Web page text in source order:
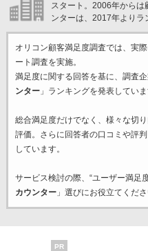
スタート。2006年からは
ンターは、2017年よりラ
オリコン顧客満足度調査では、実
ート調査を実施。
満足度に関する回答を基に、調査
ンター」ランキングを発表していま
総合満足度だけでなく、様々な切り
評価。さらに回答者の口コミや評
しています。
サービス検討の際、“ユーザー満足
カウンター」選びにお役立てくださ
PR